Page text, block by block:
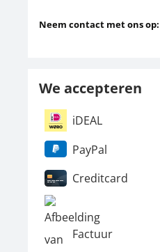
Neem contact met ons op:
We accepteren
iDEAL
PayPal
Creditcard
Factuur